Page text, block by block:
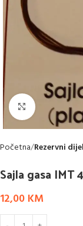
Click to enlarge
Početna Rezervni
Sajla gasa IMT
12,00 KM